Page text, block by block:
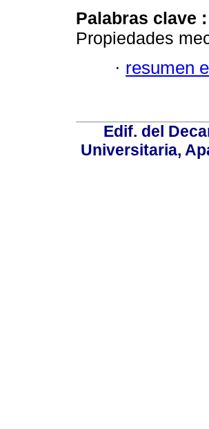
Palabras clave :
Propiedades
· resumen
Edif. del
Universitaria,